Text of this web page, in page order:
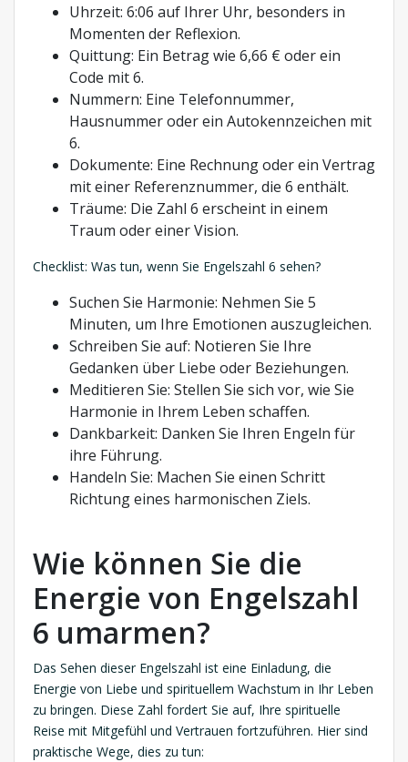
Uhrzeit: 6:06 auf Ihrer Uhr, besonders in
Momenten der Reflexion.
Quittung: Ein Betrag wie 6,66 € oder ein
Code mit 6.
Nummern: Eine Telefonnummer,
Hausnummer oder ein Autokennzeichen mit
6.
Dokumente: Eine Rechnung oder ein Vertrag
mit einer Referenznummer, die 6 enthält.
Träume: Die Zahl 6 erscheint in einem
Traum oder einer Vision.
Checklist: Was tun, wenn Sie Engelszahl 6 sehen?
Suchen Sie Harmonie: Nehmen Sie 5
Minuten, um Ihre Emotionen auszugleichen.
Schreiben Sie auf: Notieren Sie Ihre
Gedanken über Liebe oder Beziehungen.
Meditieren Sie: Stellen Sie sich vor, wie Sie
Harmonie in Ihrem Leben schaffen.
Dankbarkeit: Danken Sie Ihren Engeln für
ihre Führung.
Handeln Sie: Machen Sie einen Schritt
Richtung eines harmonischen Ziels.
Wie können Sie die
Energie von Engelszahl
6 umarmen?
Das Sehen dieser Engelszahl ist eine Einladung, die
Energie von Liebe und spirituellem Wachstum in Ihr Leben
zu bringen. Diese Zahl fordert Sie auf, Ihre spirituelle
Reise mit Mitgefühl und Vertrauen fortzuführen. Hier sind
praktische Wege, dies zu tun: